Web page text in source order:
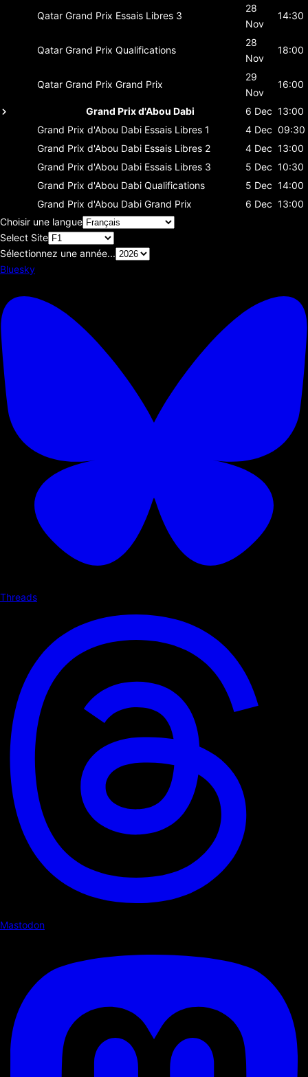
Qatar Grand Prix Essais Libres 3
28
Nov
14:30
Qatar Grand Prix Qualifications
28
Nov
18:00
Qatar Grand Prix Grand Prix
29
Nov
16:00
Grand Prix d'Abou Dabi 6 Dec 13:00
Grand Prix d'Abou Dabi Essais Libres 1 4 Dec 09:30
Grand Prix d'Abou Dabi Essais Libres 2 4 Dec 13:00
Grand Prix d'Abou Dabi Essais Libres 3 5 Dec 10:30
Grand Prix d'Abou Dabi Qualifications 5 Dec 14:00
Grand Prix d'Abou Dabi Grand Prix 6 Dec 13:00
Choisir une langue
Select Site
Sélectionnez une année...
Bluesky
Threads
Mastodon